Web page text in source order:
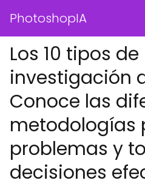
PhotoshopIA
Los 10 tipos de
investigación
Conoce las
metodologías
problemas y
decisiones